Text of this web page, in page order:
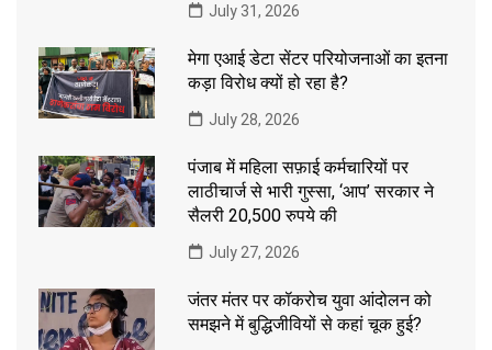
July 31, 2026
मेगा एआई डेटा सेंटर परियोजनाओं का इतना
कड़ा विरोध क्यों हो रहा है?
July 28, 2026
पंजाब में महिला सफ़ाई कर्मचारियों पर
लाठीचार्ज से भारी गुस्सा, ‘आप’ सरकार ने
सैलरी 20,500 रुपये की
July 27, 2026
जंतर मंतर पर कॉकरोच युवा आंदोलन को
समझने में बुद्धिजीवियों से कहां चूक हुई?